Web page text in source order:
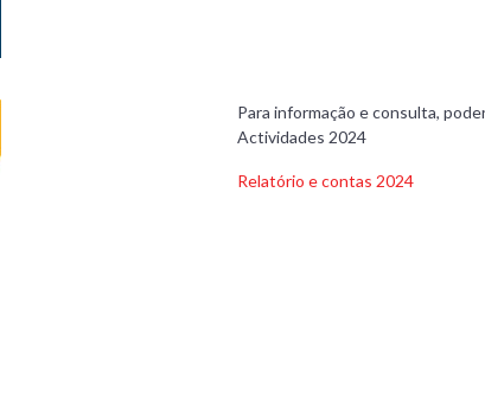
Para informação e consulta,
Actividades 2024
Relatório e contas 2024